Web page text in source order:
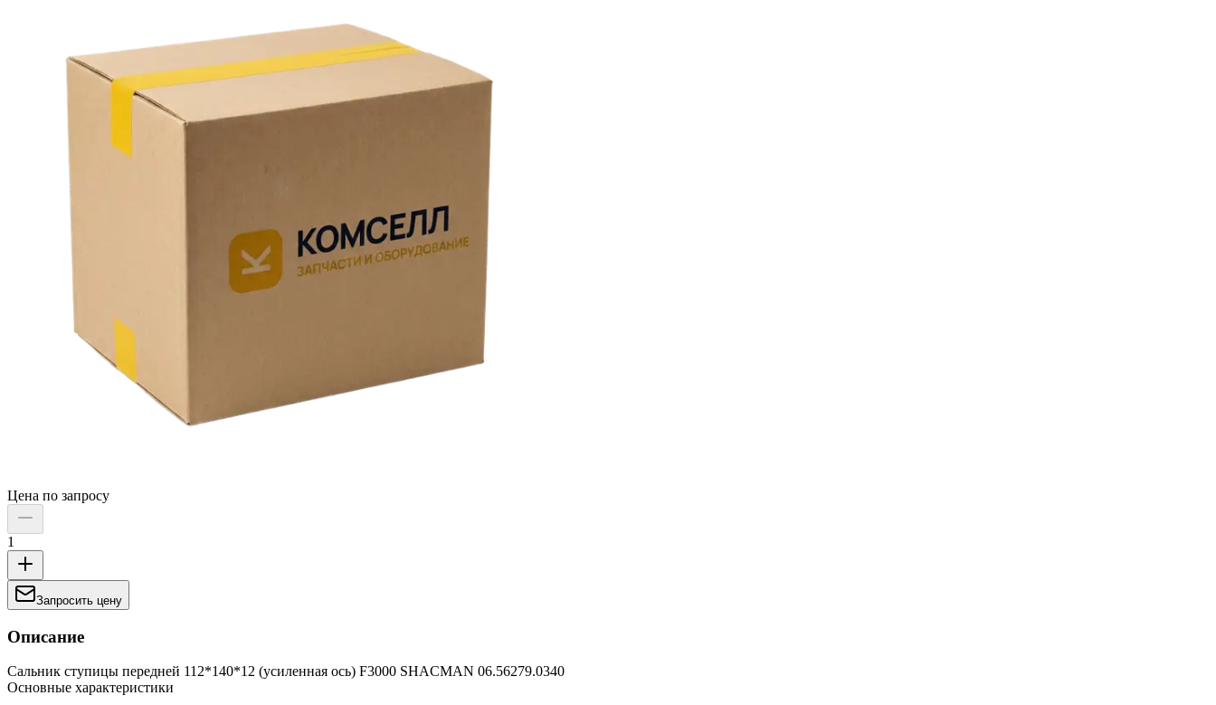
Цена по запросу
1
Запросить цену
Описание
Сальник ступицы передней 112*140*12 (усиленная ось) F3000 SHACMAN 06.56279.0340
Основные характеристики